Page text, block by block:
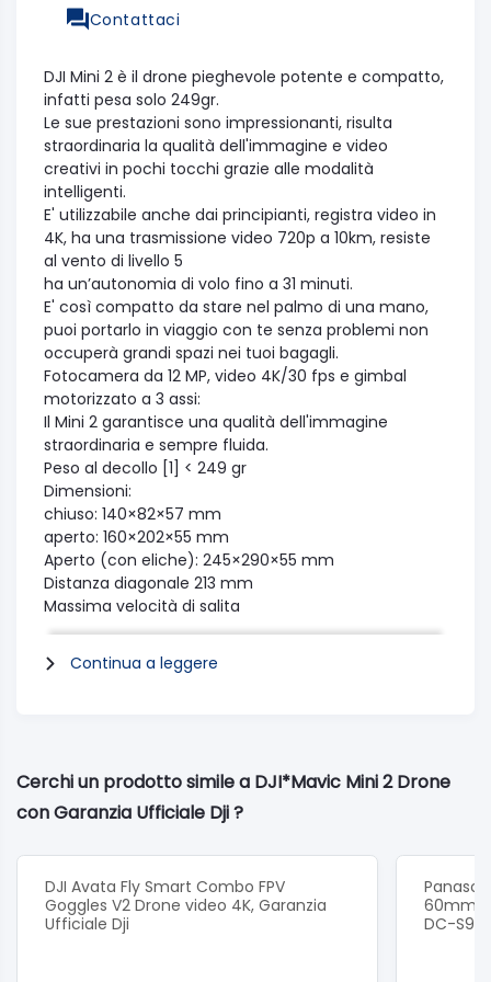
Contattaci
DJI Mini 2 è il drone pieghevole potente e compatto,
infatti pesa solo 249gr.
Le sue prestazioni sono impressionanti, risulta
straordinaria la qualità dell'immagine e video
creativi in pochi tocchi grazie alle modalità
intelligenti.
E' utilizzabile anche dai principianti, registra video in
4K, ha una trasmissione video 720p a 10km, resiste
al vento di livello 5
ha un’autonomia di volo fino a 31 minuti.
E' così compatto da stare nel palmo di una mano,
puoi portarlo in viaggio con te senza problemi non
occuperà grandi spazi nei tuoi bagagli.
Fotocamera da 12 MP, video 4K/30 fps e gimbal
motorizzato a 3 assi:
Il Mini 2 garantisce una qualità dell'immagine
straordinaria e sempre fluida.
Peso al decollo [1] < 249 gr
Dimensioni:
chiuso: 140×82×57 mm
aperto: 160×202×55 mm
Aperto (con eliche): 245×290×55 mm
Distanza diagonale 213 mm
Massima velocità di salita
5 m/s (Modalità S)
3 m/s (Modalità N)
2 m/s (Modalità C)
Velocità massima (al livello del mare, in assenza di
vento)
10 m/s (Modalità N)
6 m/s (Modalità C)
Quota massima di tangenza 4000 m
((2000 m quando si decolla con paraeliche)
Continua a leggere
Cerchi un prodotto simile a DJI*Mavic Mini 2 Drone
con Garanzia Ufficiale Dji ?
DJI Avata Fly Smart Combo FPV
Goggles V2 Drone video 4K, Garanzia
Ufficiale Dji
60mm
DC-S9k